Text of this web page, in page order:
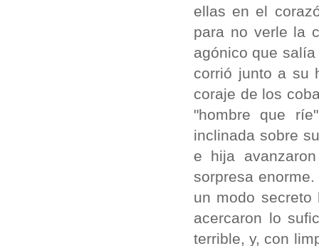
ellas en el
para no verle la
agónico que
corrió junto a su
coraje de los
"hombre que
inclinada sobre
e hija
sorpresa
un modo secreto
acercaron lo
terrible, y, con